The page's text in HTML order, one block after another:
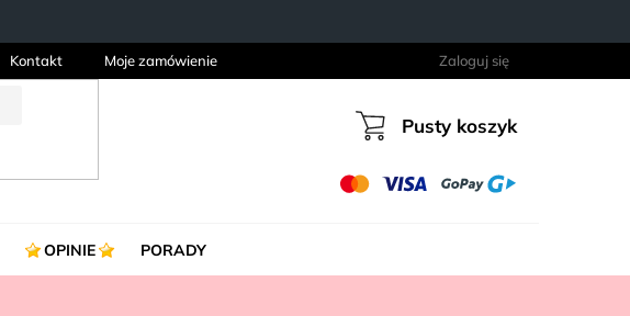
Kontakt Moje zamówienie Zaloguj się
Koszyk
Pusty koszyk
OPINIE PORADY